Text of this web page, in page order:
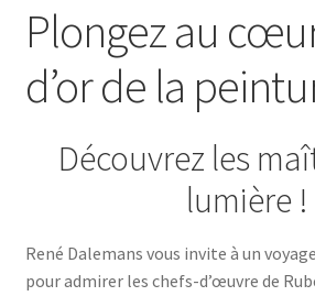
Plongez au
d’or de la
Découvrez les
lumière !
René Dalemans vous invite à un
pour admirer les chefs-d’œuvre de